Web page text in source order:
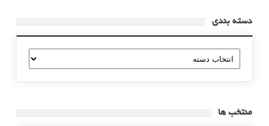
دسته بندی
دسته
بندی
منتخب ها